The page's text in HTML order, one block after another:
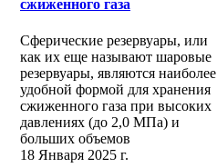
сжиженного газа
Сферические резервуары, или
как их еще называют шаровые
резервуары, являются наиболее
удобной формой для хранения
сжиженного газа при высоких
давлениях (до 2,0 МПа) и
больших объемов
18 Января 2025 г.